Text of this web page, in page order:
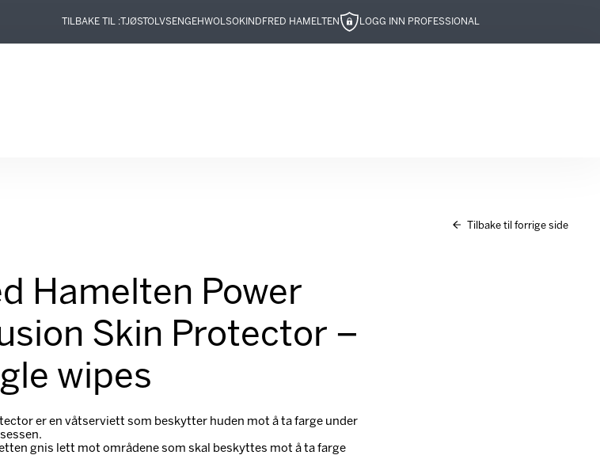
TILBAKE TIL : TJØSTOLVSENGEHWOL SOKIND FRED HAMELTEN LOGG INN PROFESSIONAL
Tilbake til forrige side
Hamelten Power
Skin Protector –
wipes
er en våtserviett som beskytter huden mot å ta farge under
gnis lett mot områdene som skal beskyttes mot å ta farge